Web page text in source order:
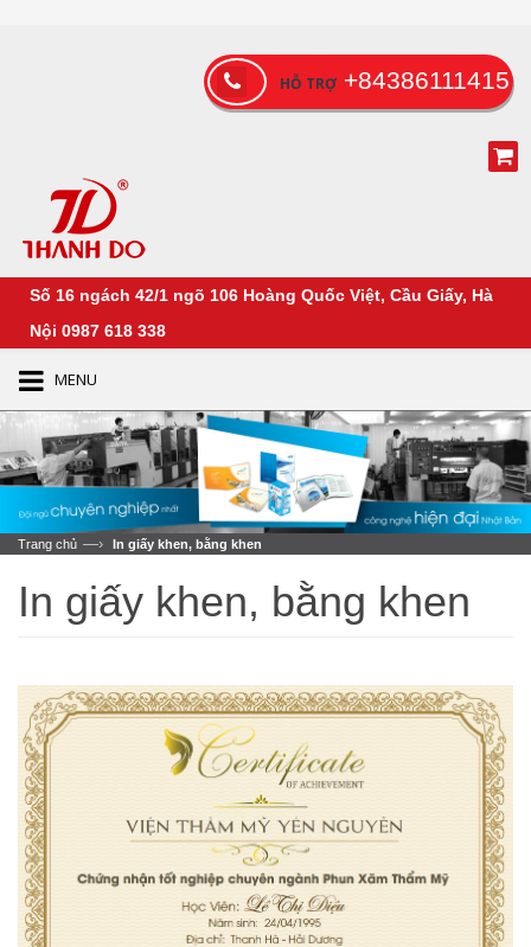
HỖ TRỢ +84386111415
Số 16 ngách 42/1 ngõ 106 Hoàng Quốc Việt, Cầu Giấy, Hà
Nội 0987 618 338
MENU
Trang chủ —› In giấy khen, bằng khen
In giấy khen, bằng khen